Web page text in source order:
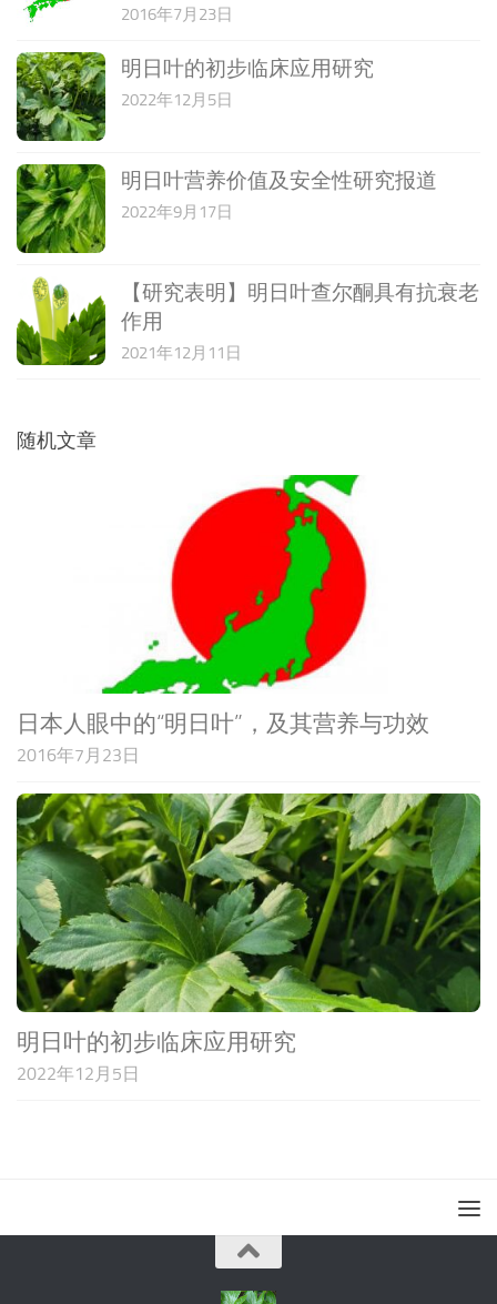
2016年7月23日
明日叶的初步临床应用研究
2022年12月5日
明日叶营养价值及安全性研究报道
2022年9月17日
【研究表明】明日叶查尔酮具有抗衰老
作用
2021年12月11日
随机文章
日本人眼中的“明日叶”，及其营养与功效
2016年7月23日
明日叶的初步临床应用研究
2022年12月5日